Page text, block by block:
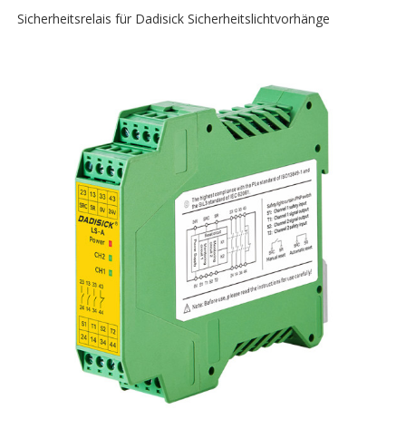
Sicherheitsrelais für Dadisick Sicherheitslichtvorhänge